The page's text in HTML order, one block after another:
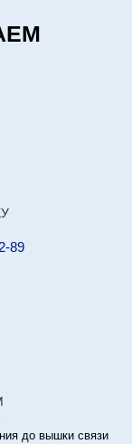
89
до вышки связи